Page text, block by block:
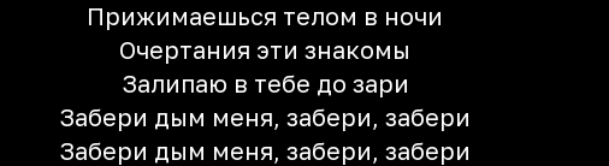
Прижимаешься телом в ночи
Очертания эти знакомы
Залипаю в тебе до зари
Забери дым меня, забери, забери
Забери дым меня, забери, забери